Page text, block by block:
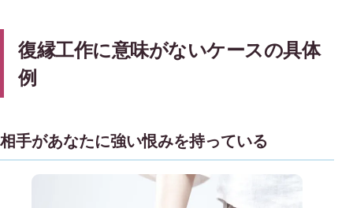
復縁工作に意味がないケースの具体
例
相手があなたに強い恨みを持っている